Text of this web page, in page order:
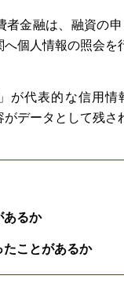
者金融は、融資の
個人情報の照会を
が代表的な信用情
データとして残さ
あるか
ことがあるか